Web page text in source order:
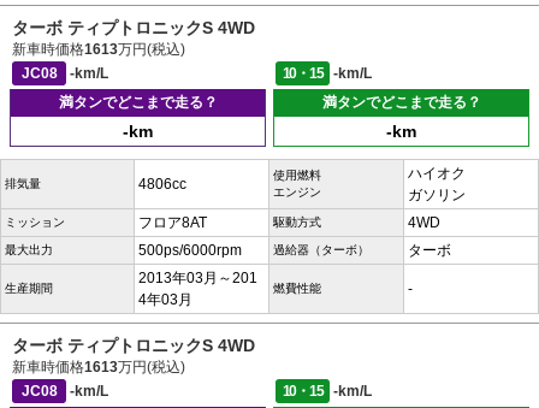
ターボ ティプトロニックS 4WD
新車時価格1613万円(税込)
JC08
-km/L 10・15
-km/L
満タンでどこまで走る？
-km
満タンでどこまで走る？
-km
排気量 4806cc
使用燃料
エンジン
ハイオク
ガソリン
ミッション フロア8AT 駆動方式 4WD
最大出力 500ps/6000rpm 過給器（ターボ） ターボ
生産期間
2013年03月～201
4年03月
燃費性能 -
ターボ ティプトロニックS 4WD
新車時価格1613万円(税込)
JC08
-km/L 10・15
-km/L